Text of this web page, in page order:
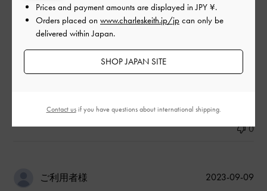
品質
このレビューは役に立ちましたか？
0
ご利用者様
公
2023-09-09
Prices and payment amounts are displayed inJPY ¥.
Orders placed on www.charleskeith.jp/jp can only be
delivered within Japan.
SHOP JAPAN SITE
Contact usif you have questions about international shipping.